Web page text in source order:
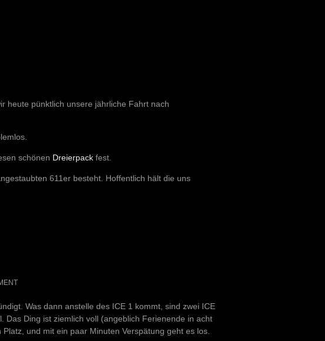
heute pünktlich unsere jährliche Fahrt nach
schönen Dreierpack fest.
611er besteht. Hoffentlich hält die uns
Was dann anstelle des ICE 1 kommt, sind zwei ICE
Das Ding ist ziemlich voll (angeblich Ferienende in acht
und mit ein paar Minuten Verspätung geht es los.